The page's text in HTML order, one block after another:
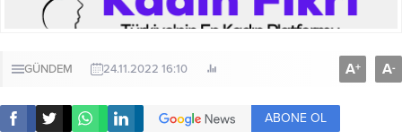
GÜNDEM 24.11.2022 16:10 A+ A-
ABONE OL